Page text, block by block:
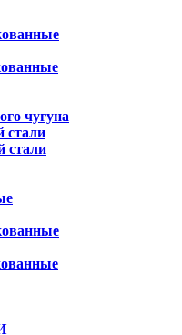
чугуна
стали
стали